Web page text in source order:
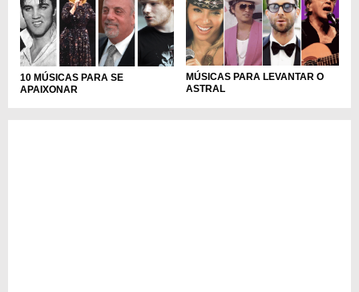
10 MÚSICAS PARA SE
APAIXONAR
MÚSICAS PARA LEVANTAR O
ASTRAL